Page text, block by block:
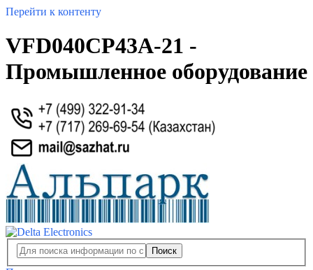
Перейти к контенту
VFD040CP43A-21 -
Промышленное оборудование
Поиск